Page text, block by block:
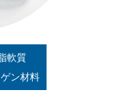
軟質
ン材料